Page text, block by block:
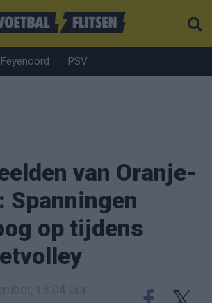
Feyenoord PSV
van Oranje-
Spanningen
op tijdens